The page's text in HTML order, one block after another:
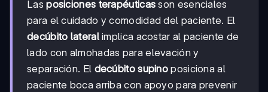
Lasposiciones terapéuticas son esenciales
para el cuidado y comodidad del paciente. El
decúbito lateralimplica acostar al paciente de
lado con almohadas para elevación y
separación. El decúbito supino posiciona al
paciente boca arriba con apoyo para prevenir